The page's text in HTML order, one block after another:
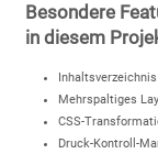
Besondere
in diesem
Inhaltsverzeichnis
Mehrspaltiges
CSS-
Druck-Kontroll-